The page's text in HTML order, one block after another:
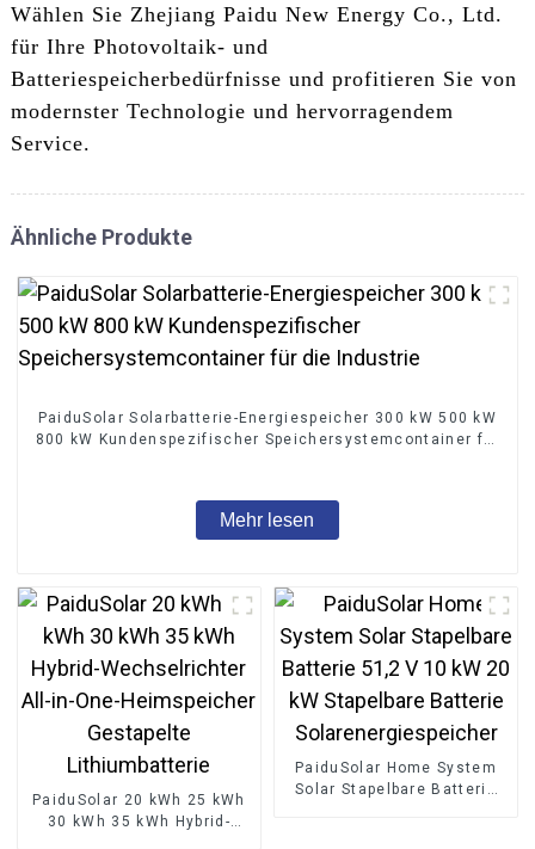
Wählen Sie Zhejiang Paidu New Energy Co., Ltd.
für Ihre Photovoltaik- und
Batteriespeicherbedürfnisse und profitieren Sie von
modernster Technologie und hervorragendem
Service.
Ähnliche Produkte
PaiduSolar Solarbatterie-Energiespeicher 300 kW 500 kW
800 kW Kundenspezifischer Speichersystemcontainer für
Mehr lesen
PaiduSolar 20 kWh 25 kWh
30 kWh 35 kWh Hybrid-
PaiduSolar Home System
Solar Stapelbare Batterie